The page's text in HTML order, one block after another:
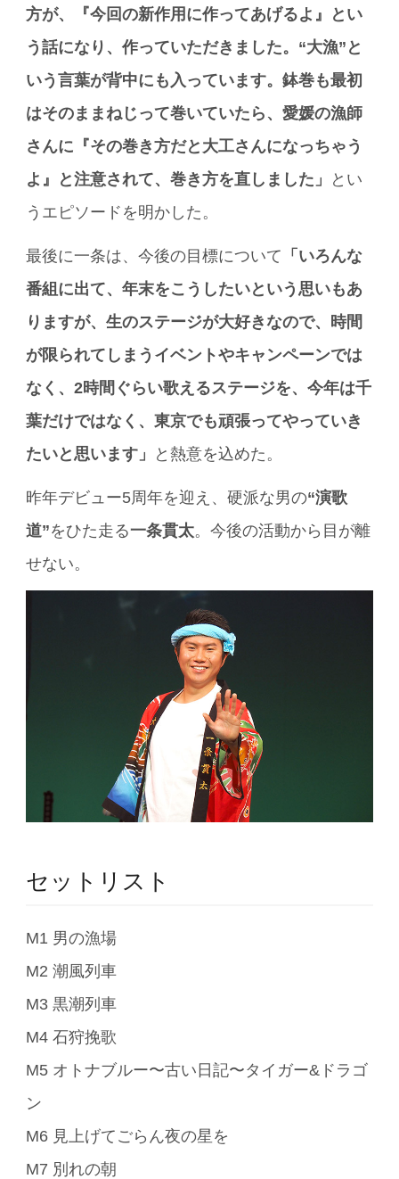
方が、『今回の新作用に作ってあげるよ』とい
う話になり、作っていただきました。“大漁”と
いう言葉が背中にも入っています。鉢巻も最初
はそのままねじって巻いていたら、愛媛の漁師
さんに『その巻き方だと大工さんになっちゃう
よ』と注意されて、巻き方を直しました」
とい
うエピソードを明かした。
最後に一条は、今後の目標について 「いろんな
番組に出て、年末をこうしたいという思いもあ
りますが、生のステージが大好きなので、時間
が限られてしまうイベントやキャンペーンでは
なく、2時間ぐらい歌えるステージを、今年は千
葉だけではなく、東京でも頑張ってやっていき
たいと思います」
と熱意を込めた。
昨年デビュー5周年を迎え、硬派な男の“演歌
道”をひた走る一条貫太。今後の活動から目が離
せない。
セットリスト
M1 男の漁場
M2 潮風列車
M3 黒潮列車
M4 石狩挽歌
M5 オトナブルー〜古い日記〜タイガー&ドラゴ
ン
M6 見上げてごらん夜の星を
M7 別れの朝